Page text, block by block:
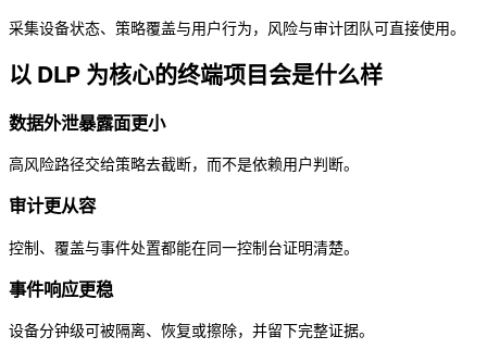
采集设备状态、策略覆盖与用户行为，风险与审计团队可直接使用。
以 DLP 为核心的终端项目会是什么样
数据外泄暴露面更小
高风险路径交给策略去截断，而不是依赖用户判断。
审计更从容
控制、覆盖与事件处置都能在同一控制台证明清楚。
事件响应更稳
设备分钟级可被隔离、恢复或擦除，并留下完整证据。